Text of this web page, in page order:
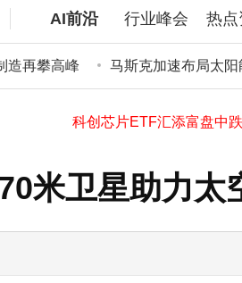
AI前沿 行业峰会 热点
攀高峰 马斯克加速布局太阳能
米卫星助力太